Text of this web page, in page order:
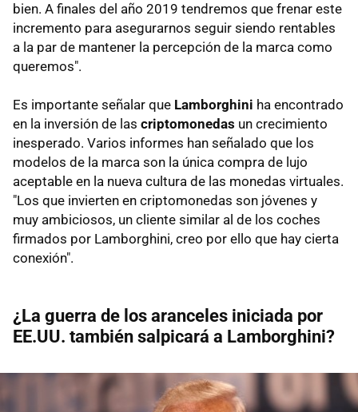
bien. A finales del año 2019 tendremos que frenar este
incremento para asegurarnos seguir siendo rentables
a la par de mantener la percepción de la marca como
queremos".
Es importante señalar que Lamborghini ha encontrado
en la inversión de las criptomonedas un crecimiento
inesperado. Varios informes han señalado que los
modelos de la marca son la única compra de lujo
aceptable en la nueva cultura de las monedas virtuales.
"Los que invierten en criptomonedas son jóvenes y
muy ambiciosos, un cliente similar al de los coches
firmados por Lamborghini, creo por ello que hay cierta
conexión".
¿La guerra de los aranceles iniciada por
EE.UU. también salpicará a Lamborghini?